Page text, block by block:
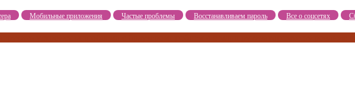
Мобильные приложения Частые проблемы Восстанавливаем пароль Все о соцсетях